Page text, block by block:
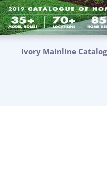
Ivory Mainline Catalog